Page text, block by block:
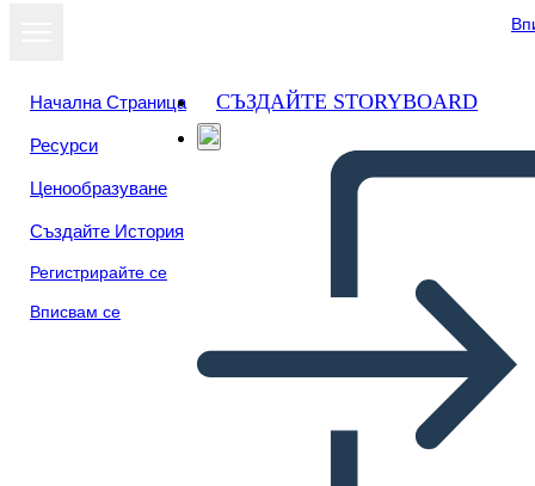
Начална Страница
Ресурси
Ценообразуване
Създайте История
Регистрирайте се
Вписвам се
СЪЗДАЙТЕ STORYBOARD
Преглед като
слайдшоу